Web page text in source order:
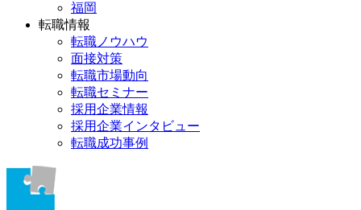
福岡
転職情報
転職ノウハウ
面接対策
転職市場動向
転職セミナー
採用企業情報
採用企業インタビュー
転職成功事例